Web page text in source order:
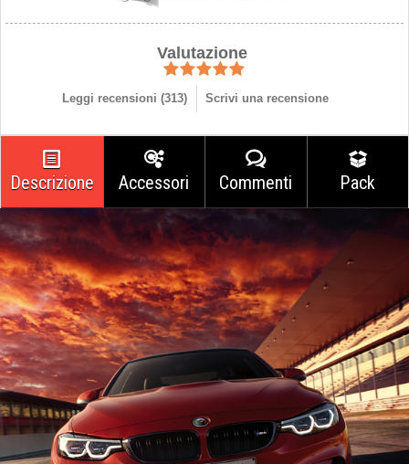
Valutazione
Leggi recensioni (313) Scrivi una recensione
Descrizione Accessori Commenti Pack